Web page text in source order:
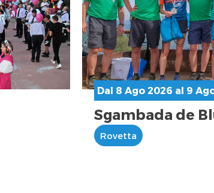
Dal 8 Ago 2026 al 9
Sgambada de
Rovetta